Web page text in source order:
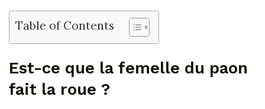
Table of Contents
Est-ce que la femelle du paon
fait la roue ?